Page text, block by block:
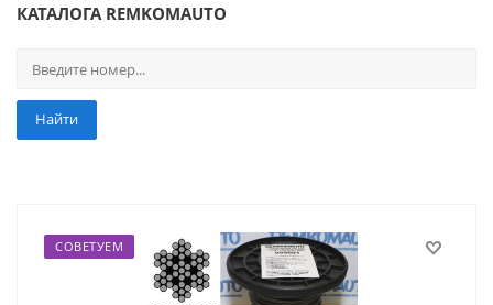
КАТАЛОГА REMKOMAUTO
Найти
СОВЕТУЕМ